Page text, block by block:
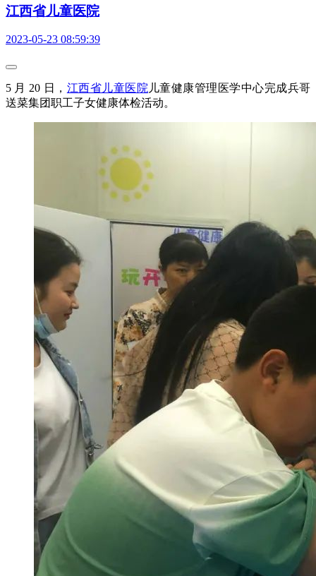
江西省儿童医院
2023-05-23 08:59:39
5 月 20 日， 江西省儿童医院 儿童健康管理医学中心完成兵哥
送菜集团职工子女健康体检活动。